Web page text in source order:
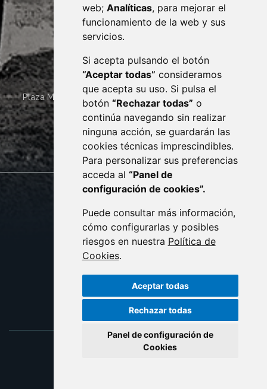
web; Analíticas, para mejorar el
funcionamiento de la web y sus
servicios.
Si acepta pulsando el botón
“Aceptar todas” consideramos
que acepta su uso. Si pulsa el
botón “Rechazar todas” o
continúa navegando sin realizar
ninguna acción, se guardarán las
cookies técnicas imprescindibles.
Para personalizar sus preferencias
acceda al “Panel de
configuración de cookies”.
Puede consultar más información,
cómo configurarlas y posibles
riesgos en nuestra Política de
Cookies.
Aceptar todas
Rechazar todas
Panel de configuración de
Cookies
Plaza Mayor 4 22400 MONZÓN - ARAGÓN
· (34) 974 400 700 ·
sac@monzon.es
monzon.es
CONTACTO
MAPA WEB
AVISO LEGAL
PROTECCIÓN DE DATOS
POLÍTICA DE COOKIES
ACCESIBILIDAD